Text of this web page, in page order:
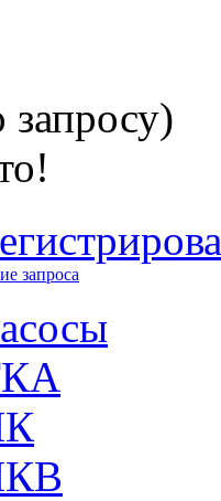
запроса